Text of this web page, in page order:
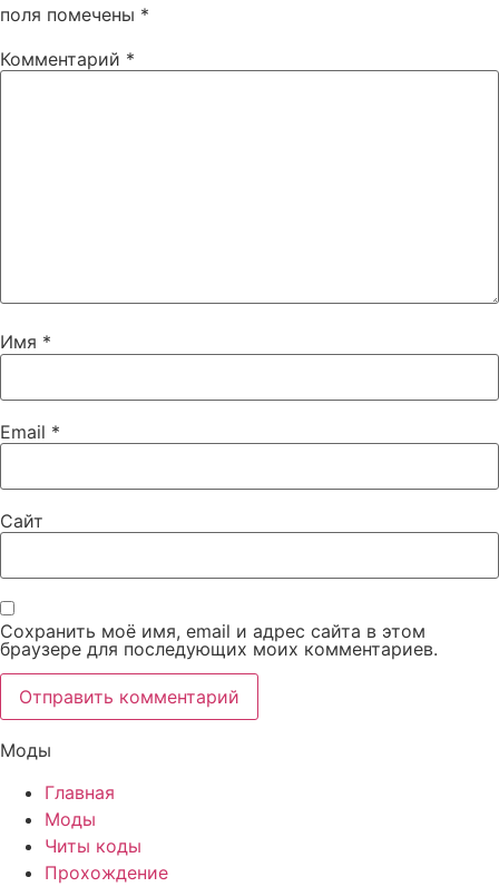
поля помечены *
Комментарий *
Имя *
Email *
Сайт
Сохранить моё имя, email и адрес сайта в этом
браузере для последующих моих комментариев.
Моды
Главная
Моды
Читы коды
Прохождение